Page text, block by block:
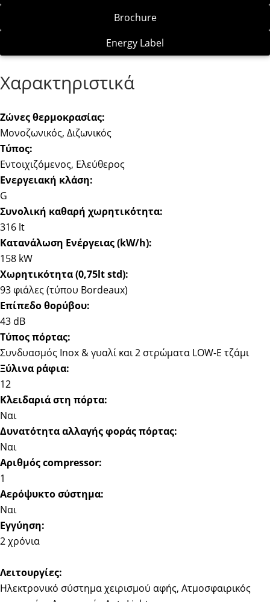
Brochure
Energy Label
Χαρακτηριστικά
Ζώνες θερμοκρασίας:
Μονοζωνικός, Διζωνικός
Τύπος:
Εντοιχιζόμενος, Ελεύθερος
Ενεργειακή κλάση:
G
Συνολική καθαρή χωρητικότητα:
316 lt
Κατανάλωση Ενέργειας (kW/h):
158 kW
Χωρητικότητα (0,75lt std):
93 φιάλες (τύπου Bordeaux)
Επίπεδο θορύβου:
43 dB
Τύπος πόρτας:
Συνδυασμός Inox & γυαλί και 2 στρώματα LOW-E τζάμι
Ξύλινα ράφια:
12
Κλειδαριά στη πόρτα:
Ναι
Δυνατότητα αλλαγής φοράς πόρτας:
Ναι
Αριθμός compressor:
1
Αερόψυκτο σύστημα:
Ναι
Εγγύηση:
2 χρόνια
Λειτουργίες:
Ηλεκτρονικό σύστημα χειρισμού αφής, Ατμοσφαιρικός